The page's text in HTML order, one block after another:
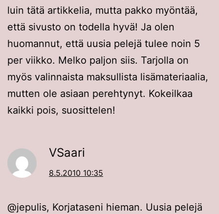
luin tätä artikkelia, mutta pakko myöntää,
että sivusto on todella hyvä! Ja olen
huomannut, että uusia pelejä tulee noin 5
per viikko. Melko paljon siis. Tarjolla on
myös valinnaista maksullista lisämateriaalia,
mutten ole asiaan perehtynyt. Kokeilkaa
kaikki pois, suosittelen!
VSaari
8.5.2010 10:35
@jepulis, Korjataseni hieman. Uusia pelejä